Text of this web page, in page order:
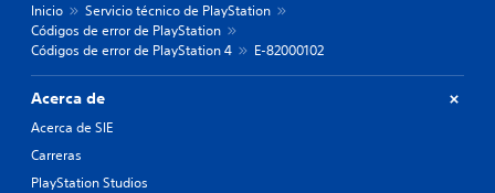
Inicio
Servicio técnico de PlayStation
Códigos de error de PlayStation
Códigos de error de PlayStation 4
E-82000102
Acerca de
Acerca de SIE
Carreras
PlayStation Studios